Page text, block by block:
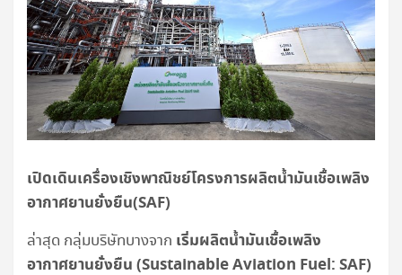
เปิดเดินเครื่องเชิงพาณิชย์โครงการผลิตน้ำมันเชื้อเพลิง
อากาศยานยั่งยืน(SAF)
ล่าสุด กลุ่มบริษัทบางจาก เริ่มผลิตน้ำมันเชื้อเพลิง
อากาศยานยั่งยืน (Sustainable Aviation Fuel: SAF)